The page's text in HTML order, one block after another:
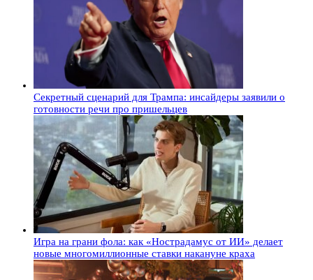
Секретный сценарий для Трампа: инсайдеры заявили о
готовности речи про пришельцев
Игра на грани фола: как «Нострадамус от ИИ» делает
новые многомиллионные ставки накануне краха